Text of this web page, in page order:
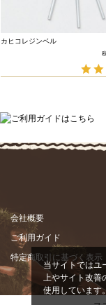
カヒコレジンベル
会社概要
ご利用ガイド
特定商取引に基づく表示
当サイトではユ
上やサイト改
使用しています